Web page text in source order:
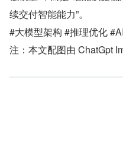
续交付智能能力”。
#大模型架构 #推理优化
注：本文配图由 ChatGpt